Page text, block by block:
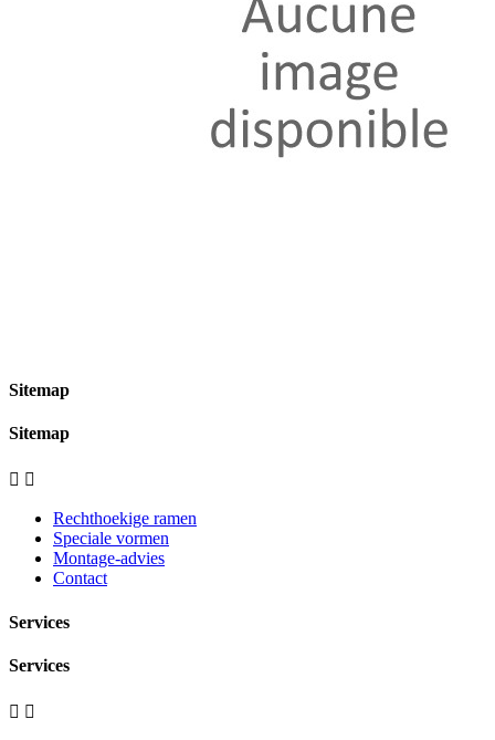
Sitemap
Sitemap
 
Rechthoekige ramen
Speciale vormen
Montage-advies
Contact
Services
Services
 